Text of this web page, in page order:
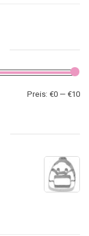
Preis: €0 — €10